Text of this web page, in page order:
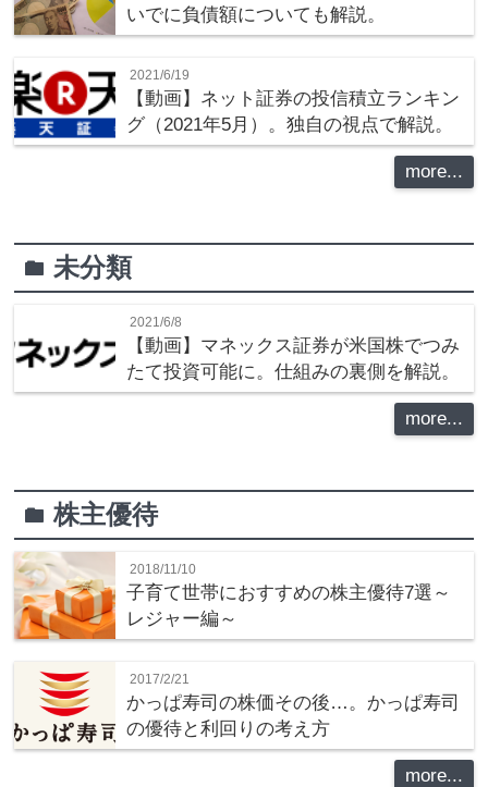
いでに負債額についても解説。
2021/6/19
【動画】ネット証券の投信積立ランキン
グ（2021年5月）。独自の視点で解説。
more...
folder未分類
2021/6/8
【動画】マネックス証券が米国株でつみ
たて投資可能に。仕組みの裏側を解説。
more...
folder株主優待
2018/11/10
子育て世帯におすすめの株主優待7選～
レジャー編～
2017/2/21
かっぱ寿司の株価その後…。かっぱ寿司
の優待と利回りの考え方
more...